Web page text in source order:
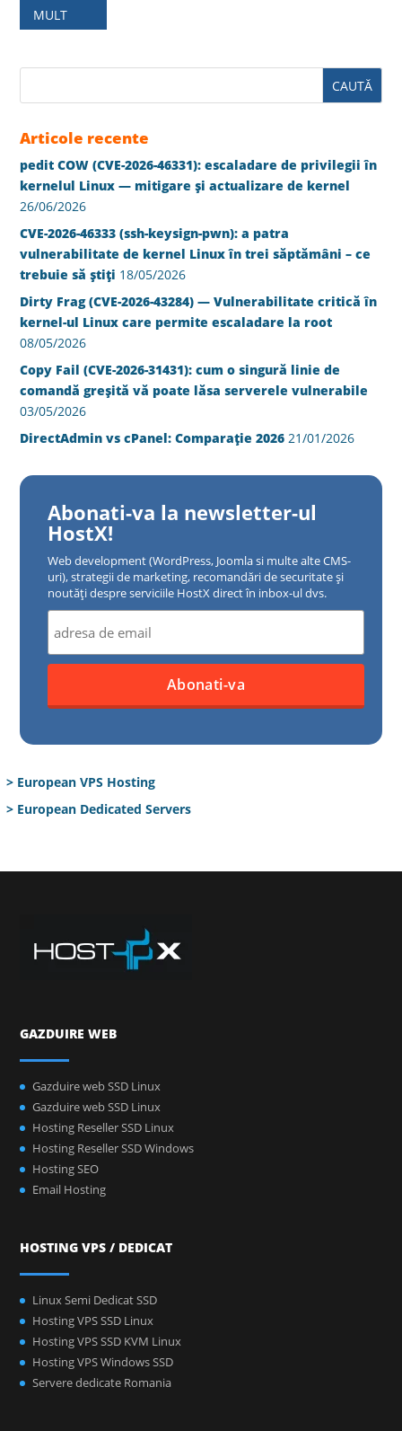
MULT
Articole recente
pedit COW (CVE-2026-46331): escaladare de privilegii în
kernelul Linux — mitigare și actualizare de kernel
26/06/2026
CVE-2026-46333 (ssh-keysign-pwn): a patra
vulnerabilitate de kernel Linux în trei săptămâni – ce
trebuie să știți 18/05/2026
Dirty Frag (CVE-2026-43284) — Vulnerabilitate critică în
kernel-ul Linux care permite escaladare la root
08/05/2026
Copy Fail (CVE-2026-31431): cum o singură linie de
comandă greșită vă poate lăsa serverele vulnerabile
03/05/2026
DirectAdmin vs cPanel: Comparație 2026 21/01/2026
Abonati-va la newsletter-ul
HostX!
Web development (WordPress, Joomla si multe alte CMS-
uri), strategii de marketing, recomandări de securitate și
noutăți despre serviciile HostX direct în inbox-ul dvs.
> European VPS Hosting
> European Dedicated Servers
GAZDUIRE WEB
Gazduire web SSD Linux
Gazduire web SSD Linux
Hosting Reseller SSD Linux
Hosting Reseller SSD Windows
Hosting SEO
Email Hosting
HOSTING VPS / DEDICAT
Linux Semi Dedicat SSD
Hosting VPS SSD Linux
Hosting VPS SSD KVM Linux
Hosting VPS Windows SSD
Servere dedicate Romania